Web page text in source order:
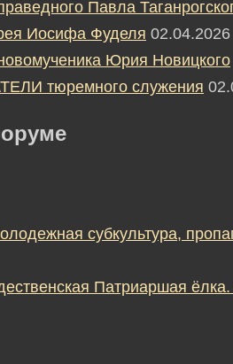
Павла
Иосифа Фуделя 02.04.2026
Юрия Новицкого
тюремного служения
субкультура,
Патриаршая